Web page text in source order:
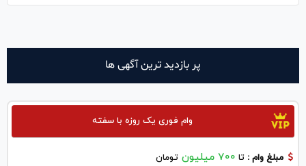
پر بازدید ترین آگهی ها
وام فوری یک روزه با سفته
مبلغ وام : تا 700 میلیون تومان